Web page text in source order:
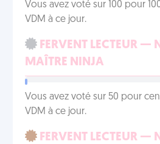
Vous avez voté sur 100 pour
VDM à ce jour.
FERVENT LECTEUR —
MAÎTRE NINJA
Vous avez voté sur 50 pour
VDM à ce jour.
FERVENT LECTEUR —